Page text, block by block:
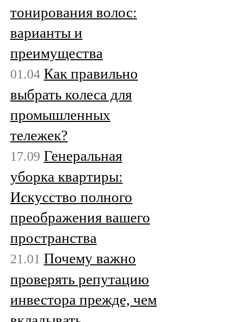
тонирования волос:
варианты и
преимущества
01.04 Как правильно
выбрать колеса для
промышленных
тележек?
17.09 Генеральная
уборка квартиры:
Искусство полного
преображения вашего
пространства
21.01 Почему важно
проверять репутацию
инвестора прежде, чем